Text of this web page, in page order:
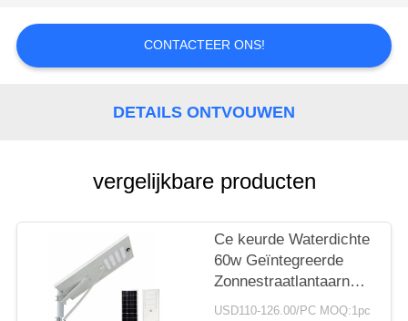
PRIVACY
POLICY
CONTACTEER ONS!
DETAILS ONTVOUWEN
vergelijkbare producten
Ce keurde Waterdichte
60w Geïntegreerde
Zonnestraatlantaarn
goed
USD110-126.00/PC MOQ:1pc